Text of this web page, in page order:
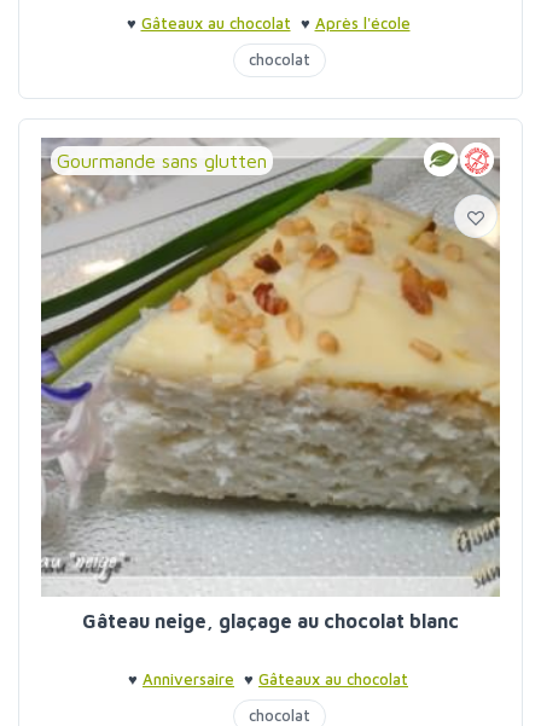
♥ Gâteaux au chocolat ♥ Après l'école
chocolat
Gourmande sans glutten
Gâteau neige, glaçage au chocolat blanc
♥ Anniversaire ♥ Gâteaux au chocolat
chocolat